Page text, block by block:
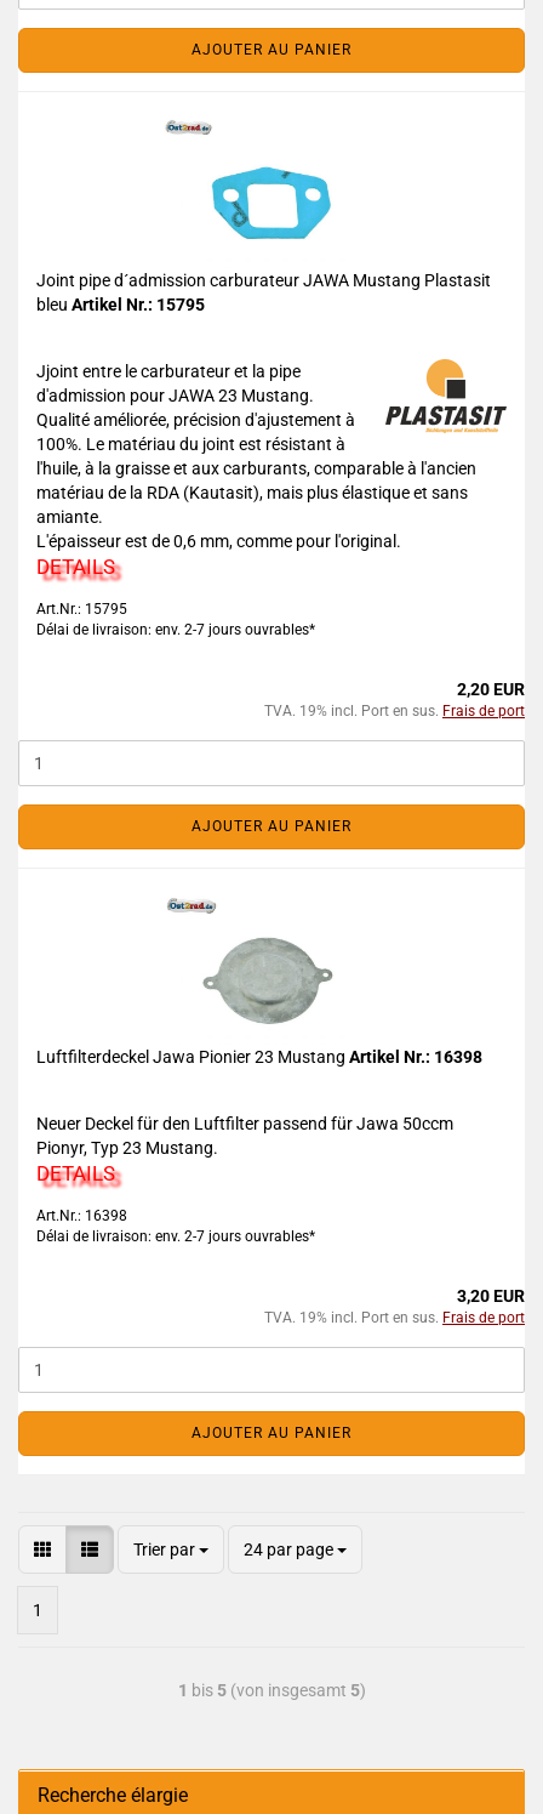
AJOUTER AU PANIER
Joint pipe d´admission carburateur JAWA Mustang Plastasit
bleu Artikel Nr.: 15795
Jjoint entre le carburateur et la pipe
d'admission pour JAWA 23 Mustang.
Qualité améliorée, précision d'ajustement à
100%. Le matériau du joint est résistant à
l'huile, à la graisse et aux carburants, comparable à l'ancien
matériau de la RDA (Kautasit), mais plus élastique et sans
amiante.
L'épaisseur est de 0,6 mm, comme pour l'original.
DETAILS
Art.Nr.: 15795
Délai de livraison: env. 2-7 jours ouvrables*
2,20 EUR
TVA. 19% incl. Port en sus. Frais de port
AJOUTER AU PANIER
Luftfilterdeckel Jawa Pionier 23 Mustang Artikel Nr.: 16398
Neuer Deckel für den Luftfilter passend für Jawa 50ccm
Pionyr, Typ 23 Mustang.
DETAILS
Art.Nr.: 16398
Délai de livraison: env. 2-7 jours ouvrables*
3,20 EUR
TVA. 19% incl. Port en sus. Frais de port
AJOUTER AU PANIER
Trier par 24 par page
1
1 bis 5(von insgesamt 5)
Recherche élargie